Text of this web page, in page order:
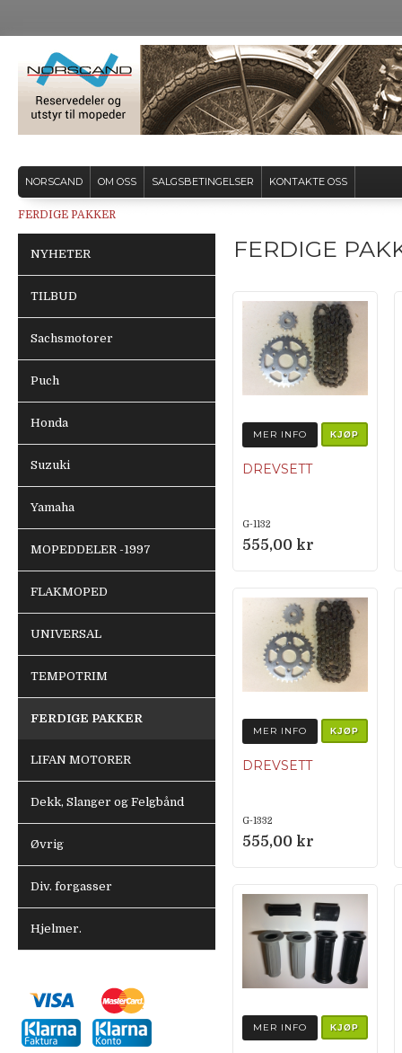
NORSCAND OM OSS SALGSBETINGELSER KONTAKTE OSS
FERDIGE PAKKER
NYHETER
TILBUD
Sachsmotorer
Puch
Honda
Suzuki
Yamaha
MOPEDDELER -1997
FLAKMOPED
UNIVERSAL
TEMPOTRIM
FERDIGE PAKKER
LIFAN MOTORER
Dekk, Slanger og Felgbånd
Øvrig
Div. forgasser
Hjelmer.
FERDIGE
MER INFO KJØP
DREVSETT
G-1132
555,00 kr
MER INFO KJØP
DREVSETT
G-1332
555,00 kr
MER INFO KJØP